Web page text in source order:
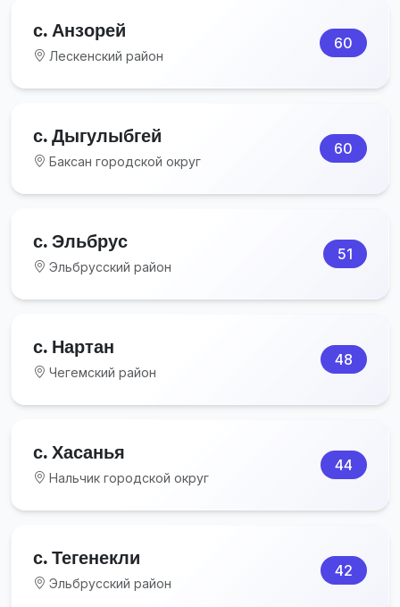
с. Анзорей
Лескенский район
60
с. Дыгулыбгей
Баксан городской округ
60
с. Эльбрус
Эльбрусский район
51
с. Нартан
Чегемский район
48
с. Хасанья
Нальчик городской округ
44
с. Тегенекли
Эльбрусский район
42